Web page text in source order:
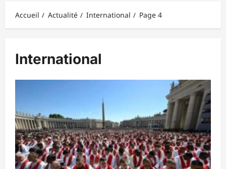
Accueil
Actualité International Page 4
International